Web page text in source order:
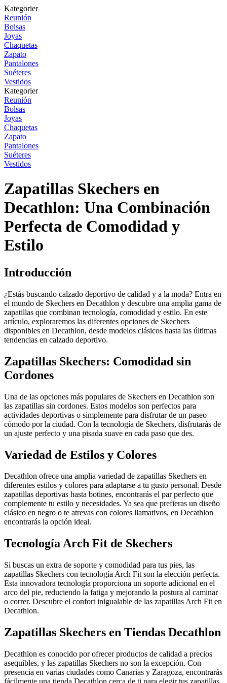
Kategorier
Reunión
Bolsas
Joyas
Chaquetas
Zapato
Pantalones
Suéteres
Vestidos
Kategorier
Reunión
Bolsas
Joyas
Chaquetas
Zapato
Pantalones
Suéteres
Vestidos
Zapatillas Skechers en
Decathlon: Una Combinación
Perfecta de Comodidad y
Estilo
Introducción
¿Estás buscando calzado deportivo de calidad y a la moda? Entra en
el mundo de Skechers en Decathlon y descubre una amplia gama de
zapatillas que combinan tecnología, comodidad y estilo. En este
artículo, exploraremos las diferentes opciones de Skechers
disponibles en Decathlon, desde modelos clásicos hasta las últimas
tendencias en calzado deportivo.
Zapatillas Skechers: Comodidad sin
Cordones
Una de las opciones más populares de Skechers en Decathlon son
las zapatillas sin cordones. Estos modelos son perfectos para
actividades deportivas o simplemente para disfrutar de un paseo
cómodo por la ciudad. Con la tecnología de Skechers, disfrutarás de
un ajuste perfecto y una pisada suave en cada paso que des.
Variedad de Estilos y Colores
Decathlon ofrece una amplia variedad de zapatillas Skechers en
diferentes estilos y colores para adaptarse a tu gusto personal. Desde
zapatillas deportivas hasta botines, encontrarás el par perfecto que
complemente tu estilo y necesidades. Ya sea que prefieras un diseño
clásico en negro o te atrevas con colores llamativos, en Decathlon
encontrarás la opción ideal.
Tecnología Arch Fit de Skechers
Si buscas un extra de soporte y comodidad para tus pies, las
zapatillas Skechers con tecnología Arch Fit son la elección perfecta.
Esta innovadora tecnología proporciona un soporte adicional en el
arco del pie, reduciendo la fatiga y mejorando la postura al caminar
o correr. Descubre el confort inigualable de las zapatillas Arch Fit en
Decathlon.
Zapatillas Skechers en Tiendas Decathlon
Decathlon es conocido por ofrecer productos de calidad a precios
asequibles, y las zapatillas Skechers no son la excepción. Con
presencia en varias ciudades como Canarias y Zaragoza, encontrarás
fácilmente una tienda Decathlon cerca de ti para elegir tus zapatillas